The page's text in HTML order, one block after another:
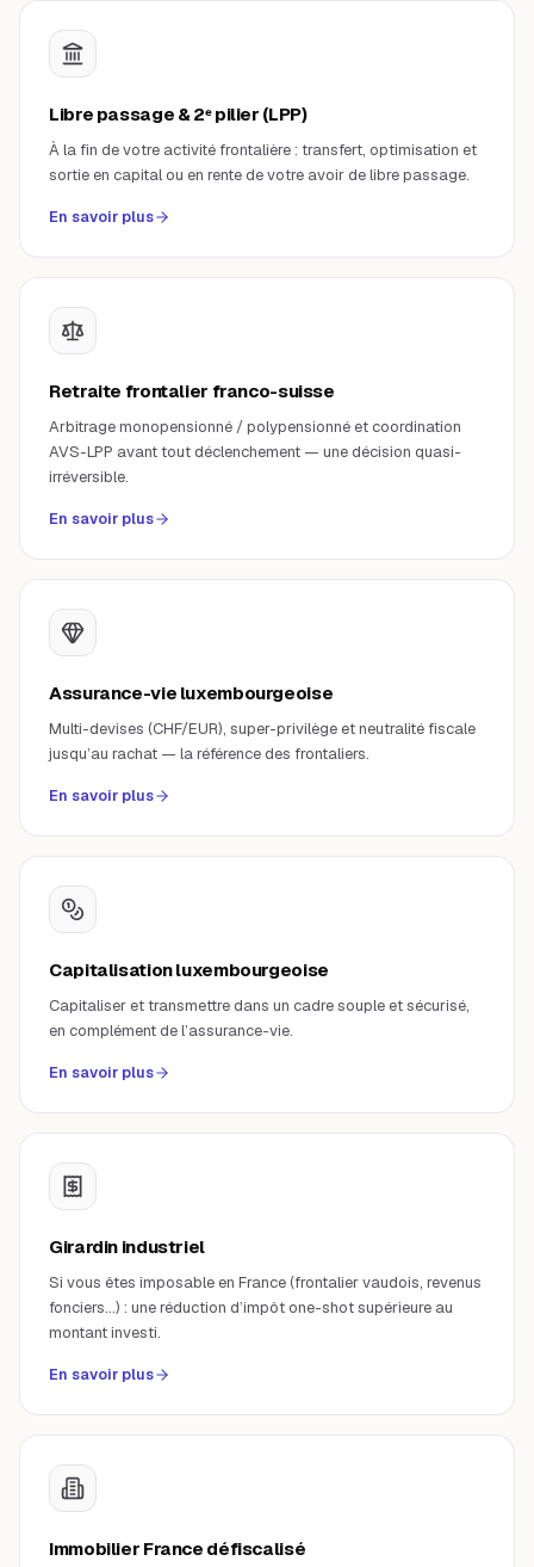
Libre passage & 2ᵉ pilier (LPP)
À la fin de votre activité frontalière : transfert, optimisation et
sortie en capital ou en rente de votre avoir de libre passage.
En savoir plus
Retraite frontalier franco-suisse
Arbitrage monopensionné / polypensionné et coordination
AVS-LPP avant tout déclenchement — une décision quasi-
irréversible.
En savoir plus
Assurance-vie luxembourgeoise
Multi-devises (CHF/EUR), super-privilège et neutralité fiscale
jusqu’au rachat — la référence des frontaliers.
En savoir plus
Capitalisation luxembourgeoise
Capitaliser et transmettre dans un cadre souple et sécurisé,
en complément de l’assurance-vie.
En savoir plus
Girardin industriel
Si vous êtes imposable en France (frontalier vaudois, revenus
fonciers…) : une réduction d’impôt one-shot supérieure au
montant investi.
En savoir plus
Immobilier France défiscalisé